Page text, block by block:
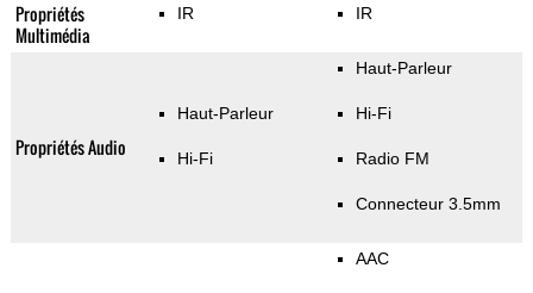
Propriétés
Multimédia
IR IR
Propriétés Audio
Haut-Parleur
Hi-Fi
Haut-Parleur
Hi-Fi
Radio FM
Connecteur 3.5mm
AAC